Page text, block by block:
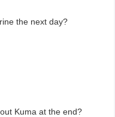
the next day?
Kuma at the end?